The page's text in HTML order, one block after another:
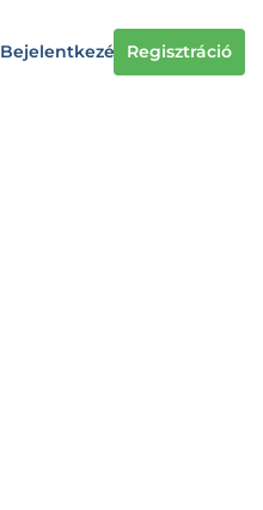
Bejelentkezés Regisztráció